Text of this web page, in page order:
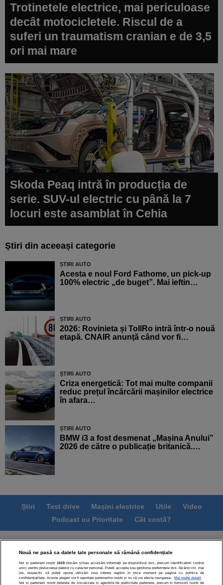
Trotinetele electrice, mai periculoase
decât motocicletele. Riscul de a
suferi un traumatism cranian e de 3,5
ori mai mare
Skoda Peaq intră în producția de
serie. SUV-ul electric cu până la 7
locuri este asamblat în Cehia
Știri din aceeași categorie
ȘTIRI AUTO
Acesta e noul Ford Fathome, un pick-up
100% electric „de buget”. Mai ieftin…
ȘTIRI AUTO
2026: Rovinieta și TollRo intră într-o nouă
etapă. CNAIR anunță când vor fi…
ȘTIRI AUTO
Criza energetică: Tot mai multe companii
reduc prețul încărcării mașinilor electrice
în afara…
ȘTIRI AUTO
BMW i3 a fost desmenat „Mașina Anului”
2026 de către o publicație britanică.…
Știri Test drive Mașini electrice Utile
Video
Podcast cu Prioritate
Cât costă?
Termeni si conditii
Politica de confidentialitate
Politica de cookies
Echipa editorială
Contact
Modifică Setările
Nouă ne pasă ca datele tale personale să rămână confidențiale
Noi și partenerii noștri 1019stocăm și/sau accesăm informații pe dispozitivul dvs., precum identificatorii cookie
unici pentru prelucrarea datelor cu caracter personal. Puteți accepta sau gestiona preferințele dvs. făcând clic mai
jos, respectiv vă puteți opune utilizării unui interes legitim în orice moment pe pagina cu politica de
confidențialitate. Aceste alegeri vor fi raportate partenerilor noștri și nu vă vor afecta navigarea.
Mai multe detalii
Noi si partenerii nostri (retelele de socializare si agentiile de publicitate partenere, precum si furnizorii nostri de